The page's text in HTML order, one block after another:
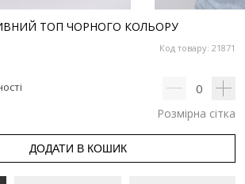
ТОП ЧОРНОГО КОЛЬОРУ
Код товару: 21871
0
Розмірна сітка
ДОДАТИ В КОШИК